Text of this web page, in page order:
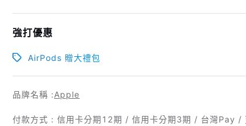
強打優惠
AirPods 贈大禮包
品牌名稱 :Apple
付款方式 : 信用卡分期12期 / 信用卡分期3期 / 台灣Pay